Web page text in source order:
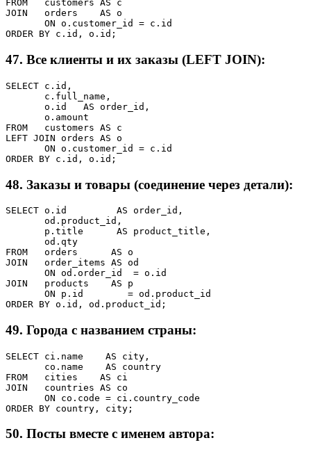
FROM   customers AS c
JOIN   orders    AS o
       ON o.customer_id = c.id
ORDER BY c.id, o.id;
47. Все клиенты и их заказы (LEFT JOIN):
SELECT c.id,
       c.full_name,
       o.id   AS order_id,
       o.amount
FROM   customers AS c
LEFT JOIN orders AS o
       ON o.customer_id = c.id
ORDER BY c.id, o.id;
48. Заказы и товары (соединение через детали):
SELECT o.id         AS order_id,
       od.product_id,
       p.title      AS product_title,
       od.qty
FROM   orders      AS o
JOIN   order_items AS od
       ON od.order_id  = o.id
JOIN   products    AS p
       ON p.id        = od.product_id
ORDER BY o.id, od.product_id;
49. Города с названием страны:
SELECT ci.name    AS city,
       co.name    AS country
FROM   cities    AS ci
JOIN   countries AS co
       ON co.code = ci.country_code
ORDER BY country, city;
50. Посты вместе с именем автора: